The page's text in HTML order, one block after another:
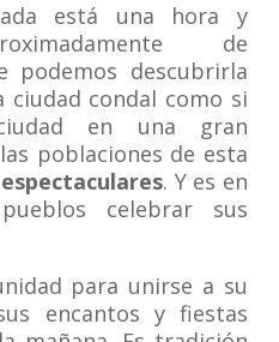
está una hora y
de
podemos descubrirla
condal como si
en una gran
poblaciones de esta
. Y es en
celebrar sus
para unirse a su
encantos y fiestas